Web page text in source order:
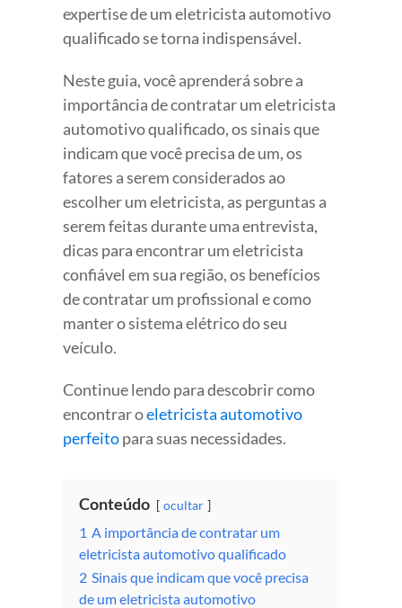
expertise de um eletricista automotivo
qualificado se torna indispensável.
Neste guia, você aprenderá sobre a
importância de contratar um eletricista
automotivo qualificado, os sinais que
indicam que você precisa de um, os
fatores a serem considerados ao
escolher um eletricista, as perguntas a
serem feitas durante uma entrevista,
dicas para encontrar um eletricista
confiável em sua região, os benefícios
de contratar um profissional e como
manter o sistema elétrico do seu
veículo.
Continue lendo para descobrir como
encontrar oeletricista automotivo
perfeitopara suas necessidades.
Conteúdo ocultar
1 A importância de contratar um
eletricista automotivo qualificado
2 Sinais que indicam que você precisa
de um eletricista automotivo